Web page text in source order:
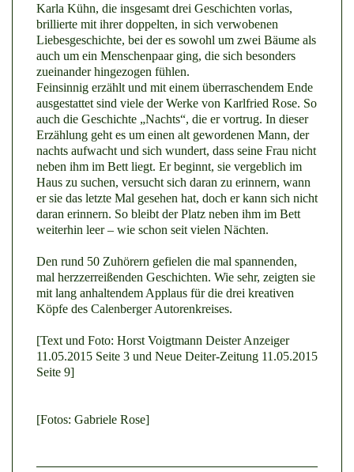
Karla Kühn, die insgesamt drei Geschichten vorlas,
brillierte mit ihrer doppelten, in sich verwobenen
Liebesgeschichte, bei der es sowohl um zwei Bäume als
auch um ein Menschenpaar ging, die sich besonders
zueinander hingezogen fühlen.
Feinsinnig erzählt und mit einem überraschendem Ende
ausgestattet sind viele der Werke von Karlfried Rose. So
auch die Geschichte „Nachts“, die er vortrug. In dieser
Erzählung geht es um einen alt gewordenen Mann, der
nachts aufwacht und sich wundert, dass seine Frau nicht
neben ihm im Bett liegt. Er beginnt, sie vergeblich im
Haus zu suchen, versucht sich daran zu erinnern, wann
er sie das letzte Mal gesehen hat, doch er kann sich nicht
daran erinnern. So bleibt der Platz neben ihm im Bett
weiterhin leer – wie schon seit vielen Nächten.
Den rund 50 Zuhörern gefielen die mal spannenden,
mal herzzerreißenden Geschichten. Wie sehr, zeigten sie
mit lang anhaltendem Applaus für die drei kreativen
Köpfe des Calenberger Autorenkreises.
[Text und Foto: Horst Voigtmann Deister Anzeiger
11.05.2015 Seite 3 und Neue Deiter-Zeitung 11.05.2015
Seite 9]
[Fotos: Gabriele Rose]